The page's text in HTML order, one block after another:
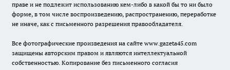
праве и не подлежит использованию кем-либо в какой бы то ни было
форме, в том числе воспроизведению, распространению, переработке
не иначе, как с письменного разрешения правообладателя.
Все фотографические произведения на сайте www.gazeta45.com
защищены авторским правом и являются интеллектуальной
собственностью. Копирование без письменного согласия